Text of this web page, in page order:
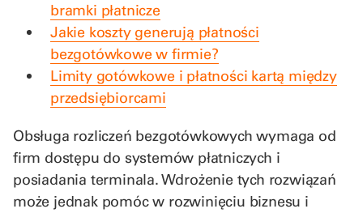
bramki płatnicze
Jakie koszty generują płatności
bezgotówkowe w firmie?
Limity gotówkowe i płatności kartą między
przedsiębiorcami
Obsługa rozliczeń bezgotówkowych wymaga od
firm dostępu do systemów płatniczych i
posiadania terminala. Wdrożenie tych rozwiązań
może jednak pomóc w rozwinięciu biznesu i